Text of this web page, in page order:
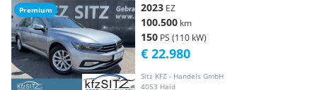
Premium 2023 EZ
100.500 km
150 PS (110 kW)
Sitz KFZ - Handels GmbH
4053 Haid
€ 22.980